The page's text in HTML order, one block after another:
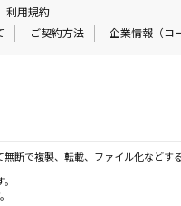
利用規約
ご契約方法 企業情報（コ
断で複製、転載、ファイル化などす